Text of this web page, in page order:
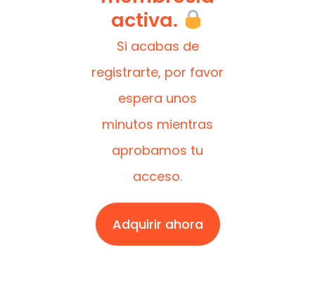
activa.
Si acabas de
registrarte, por favor
espera unos
minutos mientras
aprobamos tu
acceso.
Adquirir ahora